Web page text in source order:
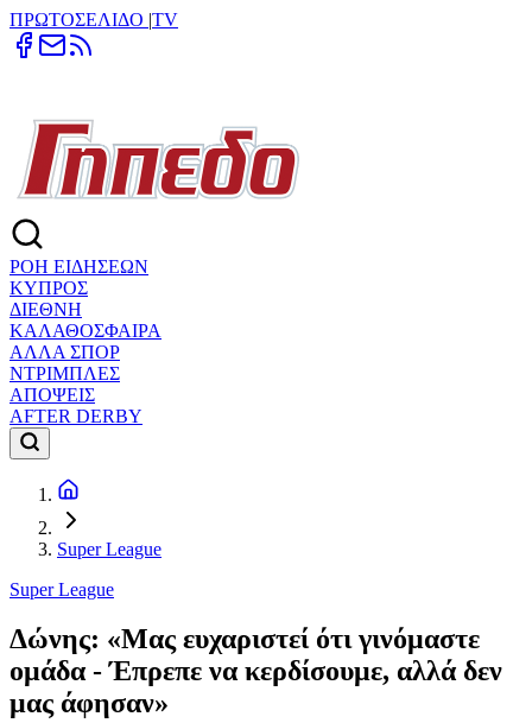
ΠΡΩΤΟΣΕΛΙΔΟ |TV
ΡΟΗ ΕΙΔΗΣΕΩΝ
ΚΥΠΡΟΣ
ΔΙΕΘΝΗ
ΚΑΛΑΘΟΣΦΑΙΡΑ
ΑΛΛΑ ΣΠΟΡ
ΝΤΡΙΜΠΛΕΣ
ΑΠΟΨΕΙΣ
AFTER DERBY
Super League
Super League
Δώνης: «Μας ευχαριστεί ότι γινόμαστε
ομάδα - Έπρεπε να κερδίσουμε, αλλά δεν
μας άφησαν»